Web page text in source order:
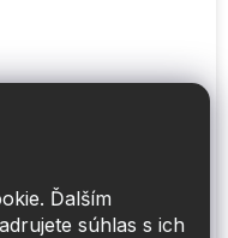
Ďalším
súhlas s ich
Outback
na sklade do 48 hod.
Detail